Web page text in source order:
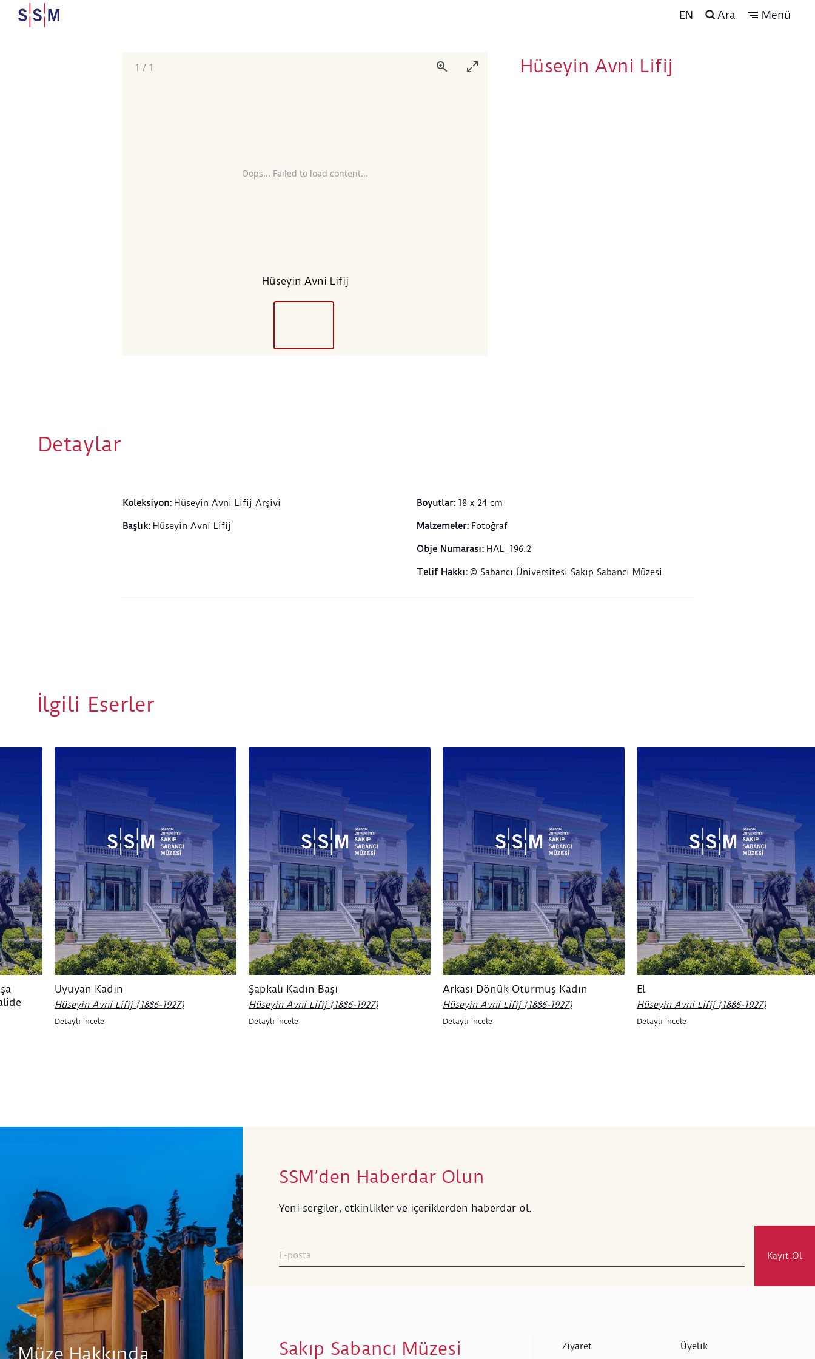
EN Ara Menü
Oops... Failed to load content...
1 / 1
Hüseyin Avni Lifij
Hüseyin Avni Lifij
Detaylar
Koleksiyon: Hüseyin Avni Lifij Arşivi
Başlık: Hüseyin Avni Lifij
Boyutlar: 18 x 24 cm
Malzemeler: Fotoğraf
Obje Numarası: HAL_196.2
Telif Hakkı: © Sabancı Üniversitesi Sakıp Sabancı Müzesi
İlgili Eserler
Uyuyan Kadın
Hüseyin Avni Lifij (1886-1927)
Detaylı İncele
Şapkalı Kadın Başı
Hüseyin Avni Lifij (1886-1927)
Detaylı İncele
Arkası Dönük Oturmuş Kadın
Hüseyin Avni Lifij (1886-1927)
Detaylı İncele
El
Hüseyin Avni Lifij (1886-1927)
Detaylı İncele
Müze Hakkında
SSM’den Haberdar Olun
Yeni sergiler, etkinlikler ve içeriklerden haberdar ol.
Kayıt Ol
Sakıp Sabancı Müzesi Ziyaret Üyelik